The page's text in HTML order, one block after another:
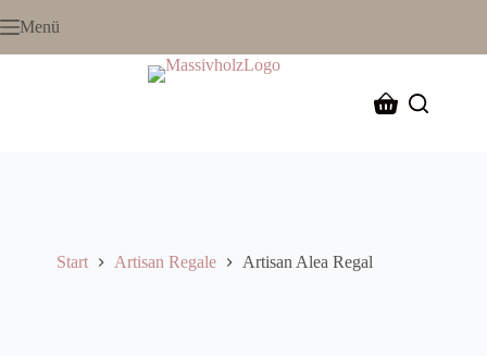
Menü
Start Artisan Regale Artisan Alea Regal